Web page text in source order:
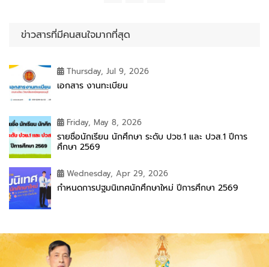
ข่าวสารที่มีคนสนใจมากที่สุด
Thursday, Jul 9, 2026
เอกสาร งานทะเบียน
Friday, May 8, 2026
รายชื่อนักเรียน นักศึกษา ระดับ ปวช.1 และ ปวส.1 ปีการ
ศึกษา 2569
Wednesday, Apr 29, 2026
กำหนดการปฐมนิเทศนักศึกษาใหม่ ปีการศึกษา 2569